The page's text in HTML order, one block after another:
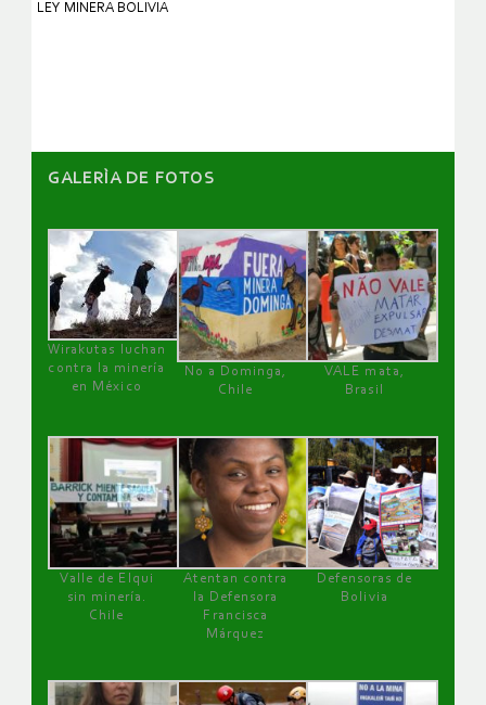
LEY MINERA BOLIVIA
GALERÌA DE FOTOS
Wirakutas luchan
contra la minería
en México
No a Dominga,
Chile
VALE mata,
Brasil
Valle de Elqui
sin minería.
Chile
Atentan contra
la Defensora
Francisca
Márquez
Defensoras de
Bolivia